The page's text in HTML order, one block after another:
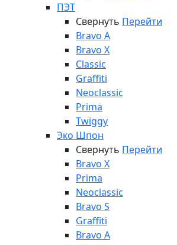
ПЭТ
Свернуть Перейти
Bravo A
Bravo X
Classic
Graffiti
Neoclassic
Prima
Twiggy
Эко Шпон
Свернуть Перейти
Bravo X
Prima
Neoclassic
Bravo S
Graffiti
Bravo A